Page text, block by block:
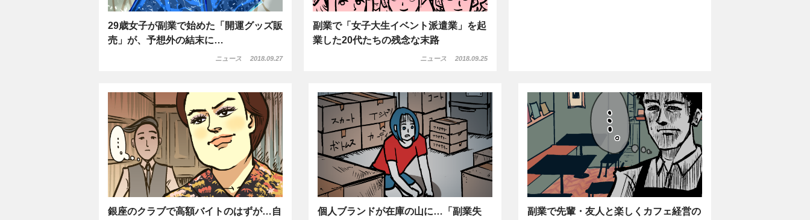
29歳女子が副業で始めた「開運グッズ販
売」が、予想外の結末に…
ニュース 2018.09.27
副業で「女子大生イベント派遣業」を起
業した20代たちの残念な末路
ニュース 2018.09.25
銀座のクラブで高額バイトのはずが…自
個人ブランドが在庫の山に…「副業失
副業で先輩・友人と楽しくカフェ経営の